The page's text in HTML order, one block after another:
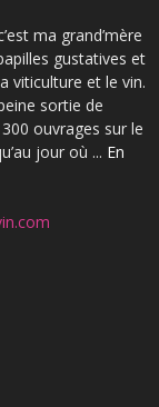
ma grand’mère
gustatives et
viticulture et le vin.
sortie de
ouvrages sur le
jour où ... En